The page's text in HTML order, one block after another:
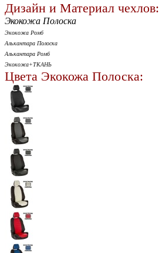
Дизайн и Материал чехлов:
Экокожа Полоска
Экокожа Ромб
Алькантара Полоска
Алькантара Ромб
Экокожа+ТКАНЬ
Цвета Экокожа Полоска: